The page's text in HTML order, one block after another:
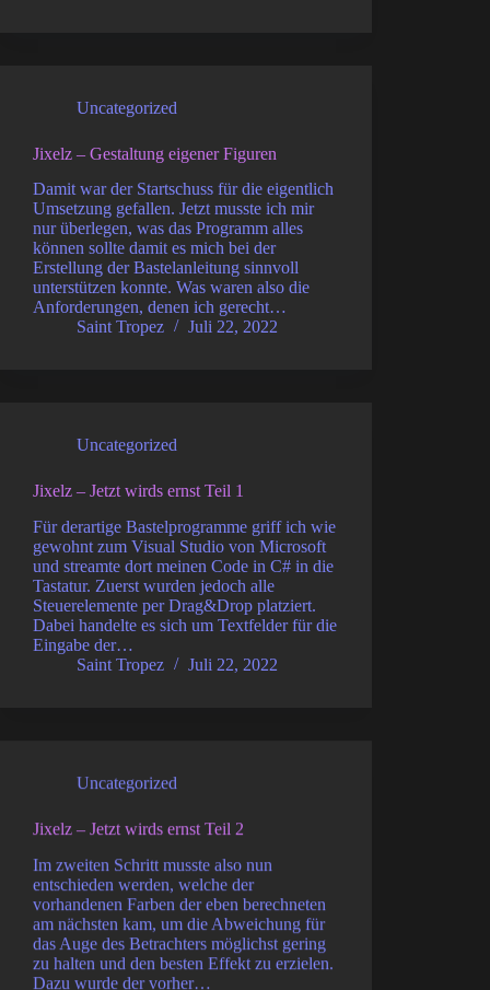
Uncategorized
Jixelz – Gestaltung eigener Figuren
Damit war der Startschuss für die eigentlich
Umsetzung gefallen. Jetzt musste ich mir
nur überlegen, was das Programm alles
können sollte damit es mich bei der
Erstellung der Bastelanleitung sinnvoll
unterstützen konnte. Was waren also die
Anforderungen, denen ich gerecht…
Saint Tropez
Juli 22, 2022
Uncategorized
Jixelz – Jetzt wirds ernst Teil 1
Für derartige Bastelprogramme griff ich wie
gewohnt zum Visual Studio von Microsoft
und streamte dort meinen Code in C# in die
Tastatur. Zuerst wurden jedoch alle
Steuerelemente per Drag&Drop platziert.
Dabei handelte es sich um Textfelder für die
Eingabe der…
Saint Tropez
Juli 22, 2022
Uncategorized
Jixelz – Jetzt wirds ernst Teil 2
Im zweiten Schritt musste also nun
entschieden werden, welche der
vorhandenen Farben der eben berechneten
am nächsten kam, um die Abweichung für
das Auge des Betrachters möglichst gering
zu halten und den besten Effekt zu erzielen.
Dazu wurde der vorher…